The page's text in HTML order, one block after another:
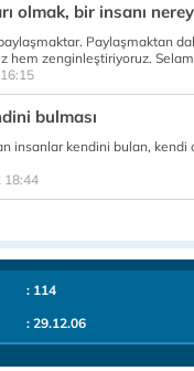
olmak, bir insanı
paylaşmaktar. Paylaşmaktan
hem zenginleştiriyoruz.
bulması
insanlar kendini bulan, kendi
18:44
: 114
: 29.12.06